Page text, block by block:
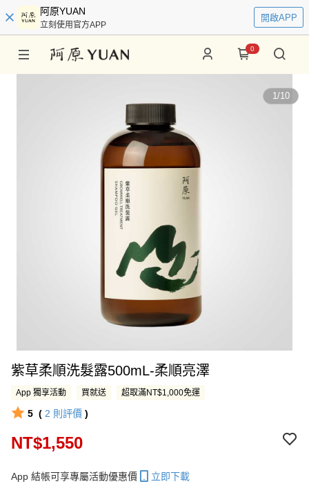
阿原YUAN
立刻使用官方APP
開啟APP
0
1/10
紫草柔順洗髮露500mL-柔順亮澤
App 獨享活動 買就送 超取滿NT$1,000免運
5 ( 2 則評價 )
NT$1,550
App 結帳可享專屬活動優惠價 立即下載